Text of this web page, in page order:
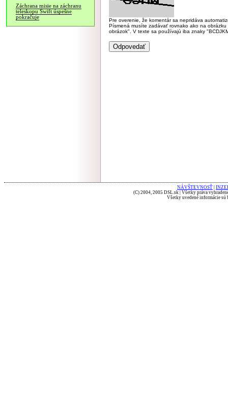
Záchrana misie na záchranu
teleskopu Swift úspešne
pokračuje
Pre overenie, že komentár sa nepridáva
Písmená musíte zadávať rovnako ako na
obrázok". V texte sa používajú iba znaky
NÁVŠTEVNOSŤ
(C) 2004, 2005 DSL.sk | Všetky práva
Všetky uvedené informácie sú